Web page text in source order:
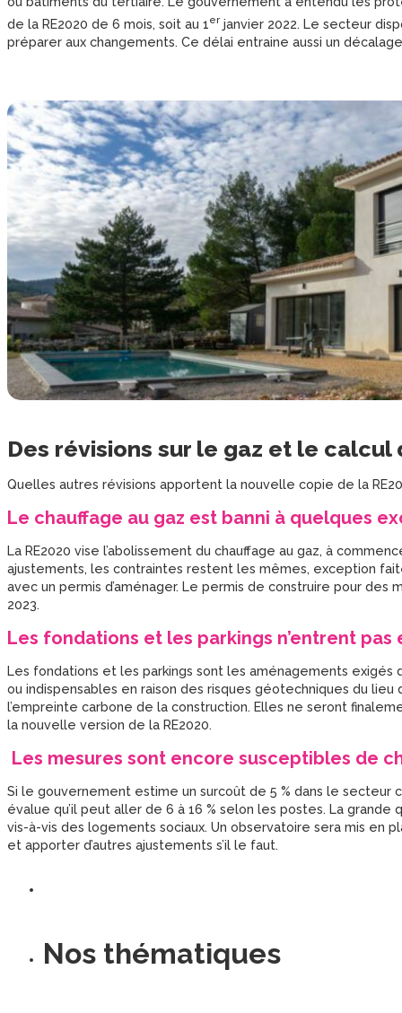
de la RE2020 de 6 mois, soit au 1er janvier 2022. Le secteur
préparer aux changements. Ce délai entraine aussi un
Des révisions sur le gaz et le calcul
Quelles autres révisions apportent la nouvelle copie de la
Le chauffage au gaz est banni à quelques
La RE2020 vise l’abolissement du chauffage au gaz, à
ajustements, les contraintes restent les mêmes, exception
avec un permis d’aménager. Le permis de construire pour des
2023.
Les fondations et les parkings n’entrent
Les fondations et les parkings sont les aménagements exigés
ou indispensables en raison des risques géotechniques du lieu
l’empreinte carbone de la construction. Elles ne seront
la nouvelle version de la RE2020.
Les mesures sont encore susceptibles de
Si le gouvernement estime un surcoût de 5 % dans le secteur
évalue qu’il peut aller de 6 à 16 % selon les postes. La
vis-à-vis des logements sociaux. Un observatoire sera mis en
et apporter d’autres ajustements s’il le faut.
Nos thématiques